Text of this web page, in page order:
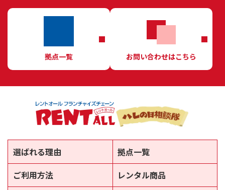
拠点一覧 お問い合わせはこちら
選ばれる理由
拠点一覧
ご利用方法
レンタル商品